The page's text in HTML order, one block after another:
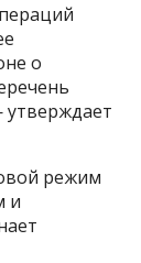
о
режим
и